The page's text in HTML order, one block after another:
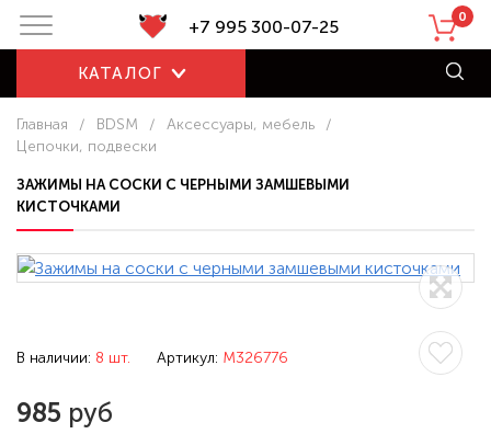
+7 995 300-07-25 0
КАТАЛОГ
Главная / BDSM / Аксессуары, мебель
/
Цепочки, подвески
ЗАЖИМЫ НА СОСКИ С ЧЕРНЫМИ ЗАМШЕВЫМИ
КИСТОЧКАМИ
В наличии: 8 шт. Артикул: M326776
985 руб